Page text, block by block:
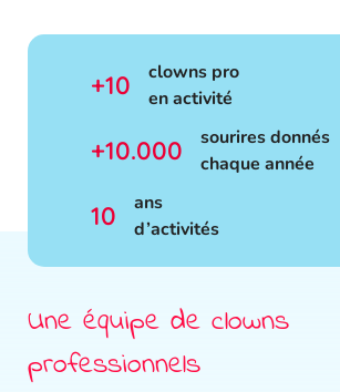
+10
clowns pro
en activité
+10.000
sourires donnés
chaque année
10
ans
d’activités
Une équipe de clowns
professionnels